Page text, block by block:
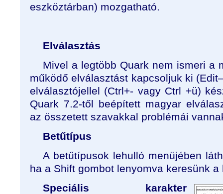
eszköztárban) mozgatható.
Elválasztás
Mivel a legtöbb Quark nem ismeri a
működő elválasztást kapcsoljuk ki
elválasztójellel (Ctrl+- vagy Ctrl +ü)
Quark 7.2-től beépített magyar
az összetett szavakkal problémái
Betűtípus
A betűtípusok lehulló menüjében
ha a Shift gombot lenyomva keresünk
Speciális karakter